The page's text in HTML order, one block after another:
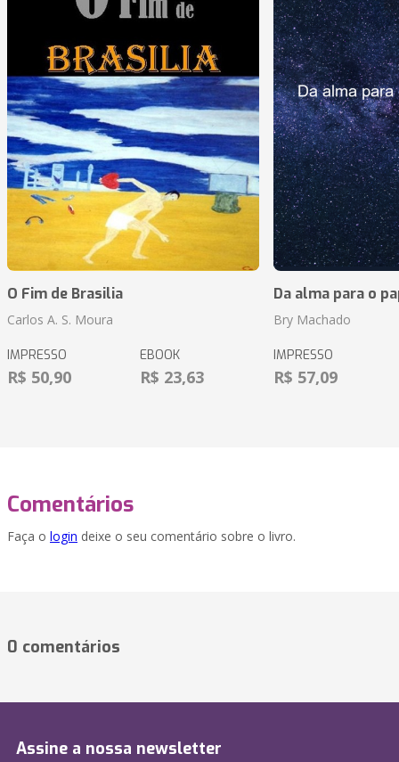
O Fim de Brasilia
Carlos A. S. Moura
IMPRESSO
R$ 50,90
EBOOK
R$ 23,63
Da alma para o
Bry Machado
IMPRESSO
R$ 57,09
Comentários
Faça o login deixe o seu comentário sobre o livro.
0 comentários
Assine a nossa newsletter